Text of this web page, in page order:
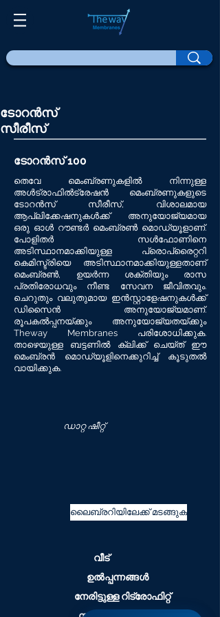
ടോറൻസ്
സീരീസ്
ടോറൻസ് 100
തെവേ മെംബ്രണുകളിൽ നിന്നുള്ള
അൾട്രാഫിൽട്രേഷൻ മെംബ്രണുകളുടെ
ടോറൻസ് സീരീസ്, വിശാലമായ
ആപ്ലിക്കേഷനുകൾക്ക് അനുയോജ്യമായ
ഒരു ഓൾ റൗണ്ടർ മെംബ്രൺ മൊഡ്യൂളാണ്.
പോളിതർ സൾഫോണിനെ
അടിസ്ഥാനമാക്കിയുള്ള പ്രൊപ്രൈറ്ററി
കെമിസ്ട്രിയെ അടിസ്ഥാനമാക്കിയുള്ളതാണ്
മെംബ്രൺ, ഉയർന്ന ശക്തിയും രാസ
പ്രതിരോധവും നീണ്ട സേവന ജീവിതവും.
ചെറുതും വലുതുമായ ഇൻസ്റ്റാളേഷനുകൾക്ക്
ഡിസൈൻ അനുയോജ്യമാണ്.
രൂപകൽപ്പനയ്ക്കും അനുയോജ്യതയ്ക്കും
Theway Membranes പരിശോധിക്കുക.
താഴെയുള്ള ബട്ടണിൽ ക്ലിക്ക് ചെയ്ത് ഈ
മെംബ്രൻ മൊഡ്യൂളിനെക്കുറിച്ച് കൂടുതൽ
വായിക്കുക.
ഡാറ്റ ഷീറ്റ്
ലൈബ്രറിയിലേക്ക് മടങ്ങുക
വീട്
ഉൽപ്പന്നങ്ങൾ
നേരിട്ടുള്ള റിട്രോഫിറ്റ്